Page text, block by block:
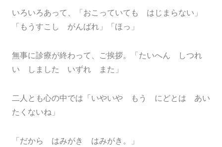
いろいろあって、「おこっていても はじまらない」
「もうすこし がんばれ」「ほっ」
無事に診療が終わって、ご挨拶。「たいへん しつれ
い しました いずれ また」
二人とも心の中では「いやいや もう にどとは あい
たくないね」
「だから はみがき はみがき。」